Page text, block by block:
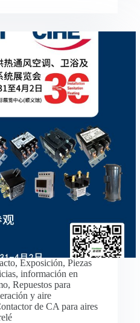
, Exposición, Piezas
, información en
, Repuestos para
y aire
de CA para aires